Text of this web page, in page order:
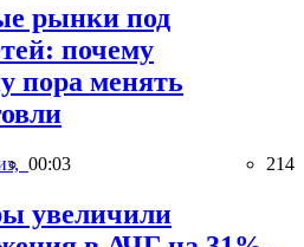
рынки под
почему
пора менять
00:03 214
увеличили